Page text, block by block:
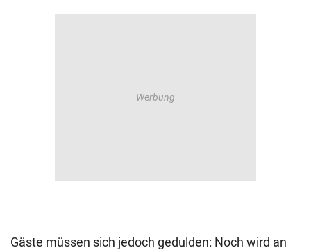
Gäste müssen sich jedoch gedulden: Noch wird an